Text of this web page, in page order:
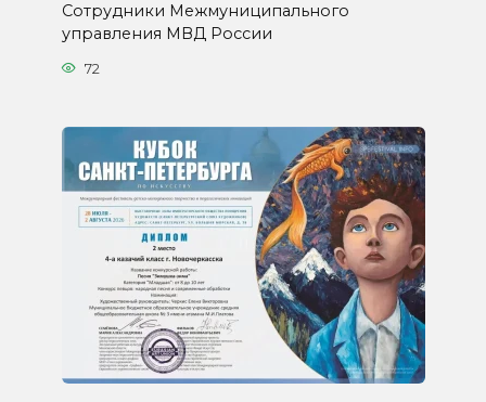
Сотрудники Межмуниципального
управления МВД России
72